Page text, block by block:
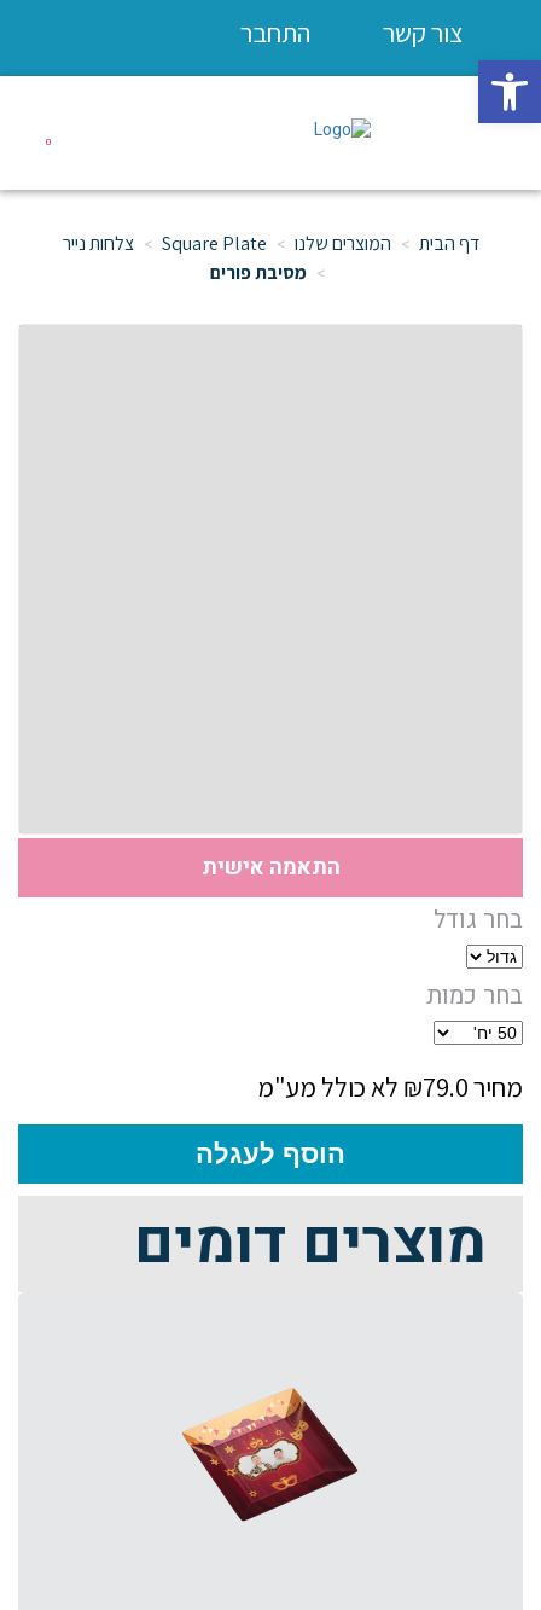
צור קשר התחבר
0
דף הבית המוצרים שלנו Square Plate
צלחות נייר
מסיבת פורים
התאמה אישית
בחר גודל
בחר כמות
הוסף לעגלה
מחיר ₪79.0 לא כולל מע"מ
מוצרים דומים
פתח סרגל נגישות